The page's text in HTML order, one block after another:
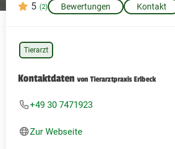
5 (2) Bewertungen Kontakt
Tierarzt
Kontaktdaten von Tierarztpraxis Erlbeck
+49 30 7471923
Zur Webseite